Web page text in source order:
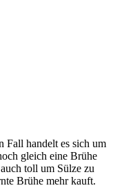
Fall handelt es sich um
gleich eine Brühe
toll um Sülze zu
Brühe mehr kauft.